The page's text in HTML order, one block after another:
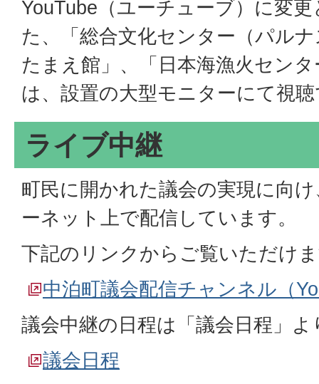
YouTube（ユーチューブ）に変
た、「総合文化センター（パル
たまえ館」、「日本海漁火セン
は、設置の大型モニターにて視
ライブ中継
町民に開かれた議会の実現に向
ーネット上で配信しています。
下記のリンクからご覧いただけ
中泊町議会配信チャンネル（
議会中継の日程は「議会日程」
議会日程